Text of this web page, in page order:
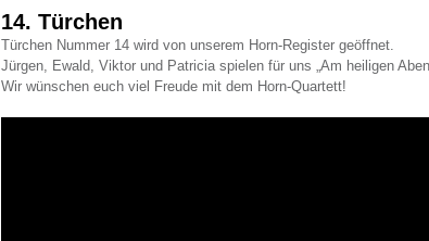
14. Türchen
Türchen Nummer 14 wird von unserem Horn-Register geöffnet.
Jürgen, Ewald, Viktor und Patricia spielen für uns „Am heiligen
Wir wünschen euch viel Freude mit dem Horn-Quartett!